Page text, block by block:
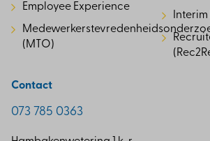
Employee Experience
(MTO)
Contact
073 785 0363